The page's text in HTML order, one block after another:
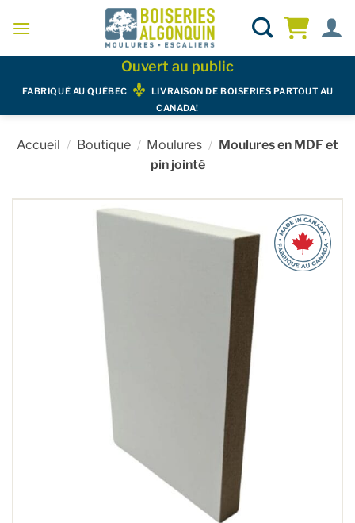
Ouvert au public
FABRIQUÉ AU QUÉBEC
LIVRAISON DE BOISERIES PARTOUT AU
CANADA!
Accueil / Boutique / Moulures / Moulures en MDF et
pin jointé